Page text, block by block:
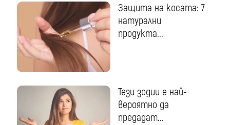
Защита на косата: 7
натурални
продукта...
Тези зодии е най-
вероятно да
предадат...